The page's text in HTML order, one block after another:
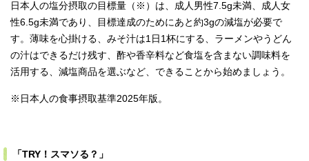
日本人の塩分摂取の目標量（※）は、成人男性7.5g未満、成人女
性6.5g未満であり、目標達成のためにあと約3gの減塩が必要で
す。薄味を心掛ける、みそ汁は1日1杯にする、ラーメンやうどん
の汁はできるだけ残す、酢や香辛料など食塩を含まない調味料を
活用する、減塩商品を選ぶなど、できることから始めましょう。
※日本人の食事摂取基準2025年版。
「TRY！スマソる？」